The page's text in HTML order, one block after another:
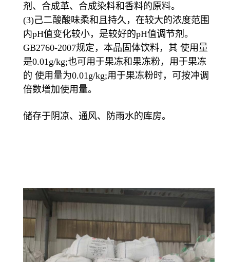
剂、合成革、合成染料和香料的原料。
(3)己二酸酸味柔和且持久，在较大的浓度范围
内pH值变化较小，是较好的pH值调节剂。
GB2760-2007规定，本品固体饮料，其 使用量
是0.01g/kg;也可用于果冻和果冻粉，用于果冻
的 使用量为0.01g/kg;用于果冻粉时，可按冲调
倍数增加使用量。
储存于阴凉、通风、防雨水的库房。